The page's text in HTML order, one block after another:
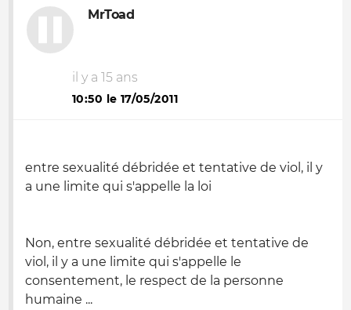
MrToad
il y a 15 ans
10:50 le 17/05/2011
entre sexualité débridée et tentative de viol, il y
a une limite qui s'appelle la loi
Non, entre sexualité débridée et tentative de
viol, il y a une limite qui s'appelle le
consentement, le respect de la personne
humaine ...